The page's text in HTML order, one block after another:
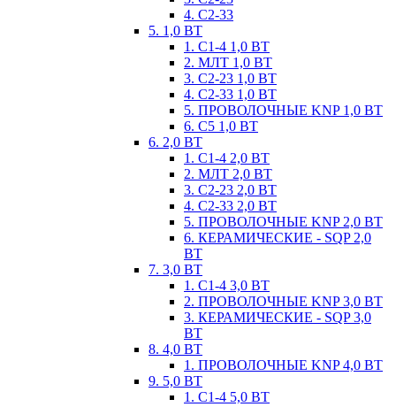
4. С2-33
5. 1,0 ВТ
1. С1-4 1,0 ВТ
2. МЛТ 1,0 ВТ
3. С2-23 1,0 ВТ
4. С2-33 1,0 ВТ
5. ПРОВОЛОЧНЫЕ KNP 1,0 ВТ
6. С5 1,0 ВТ
6. 2,0 ВТ
1. С1-4 2,0 ВТ
2. МЛТ 2,0 ВТ
3. С2-23 2,0 ВТ
4. С2-33 2,0 ВТ
5. ПРОВОЛОЧНЫЕ KNP 2,0 ВТ
6. КЕРАМИЧЕСКИЕ - SQP 2,0
ВТ
7. 3,0 ВТ
1. С1-4 3,0 ВТ
2. ПРОВОЛОЧНЫЕ KNP 3,0 ВТ
3. КЕРАМИЧЕСКИЕ - SQP 3,0
ВТ
8. 4,0 ВТ
1. ПРОВОЛОЧНЫЕ KNP 4,0 ВТ
9. 5,0 ВТ
1. С1-4 5,0 ВТ